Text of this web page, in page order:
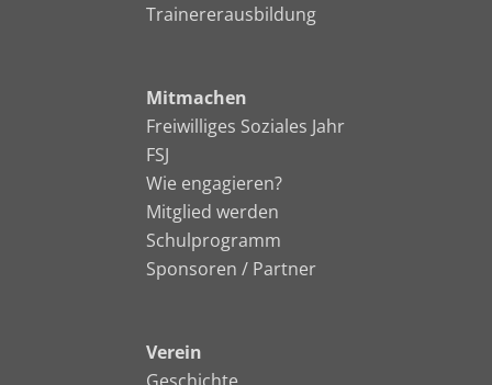
Trainererausbildung
Mitmachen
Freiwilliges Soziales Jahr
FSJ
Wie engagieren?
Mitglied werden
Schulprogramm
Sponsoren / Partner
Verein